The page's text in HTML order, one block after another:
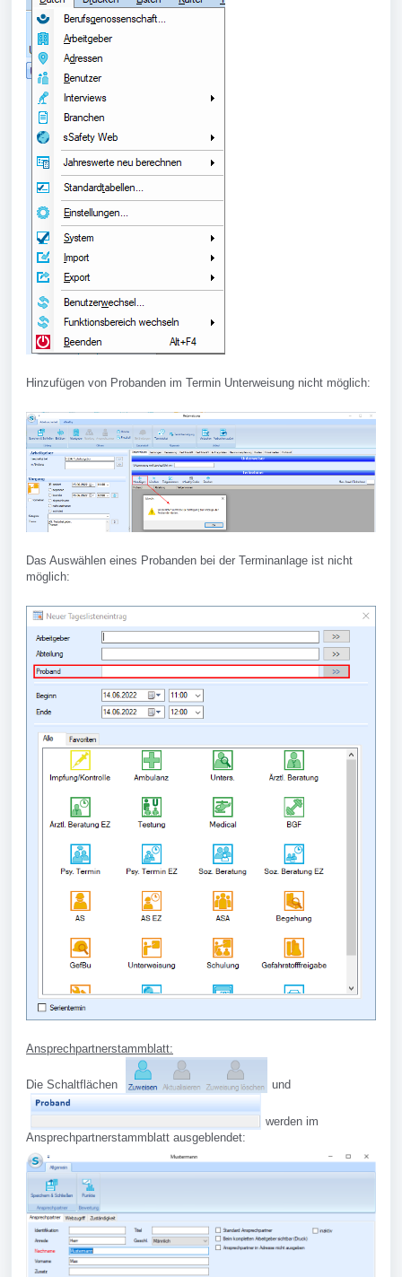
Hinzufügen von Probanden im Termin Unterweisung nicht möglich:
Das Auswählen eines Probanden bei der Terminanlage ist nicht
möglich:
Ansprechpartnerstammblatt:
Die Schaltflächen und
werden im
Ansprechpartnerstammblatt ausgeblendet: